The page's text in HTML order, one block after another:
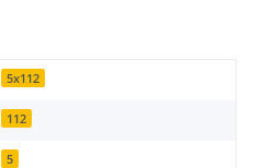
5x112
112
5